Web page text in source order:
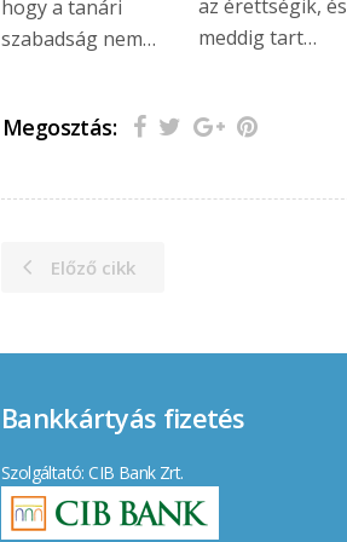
hogy a tanári
szabadság nem…
az érettségik, és
meddig tart…
Megosztás:
Előző cikk
Bankkártyás fizetés
Szolgáltató: CIB Bank Zrt.